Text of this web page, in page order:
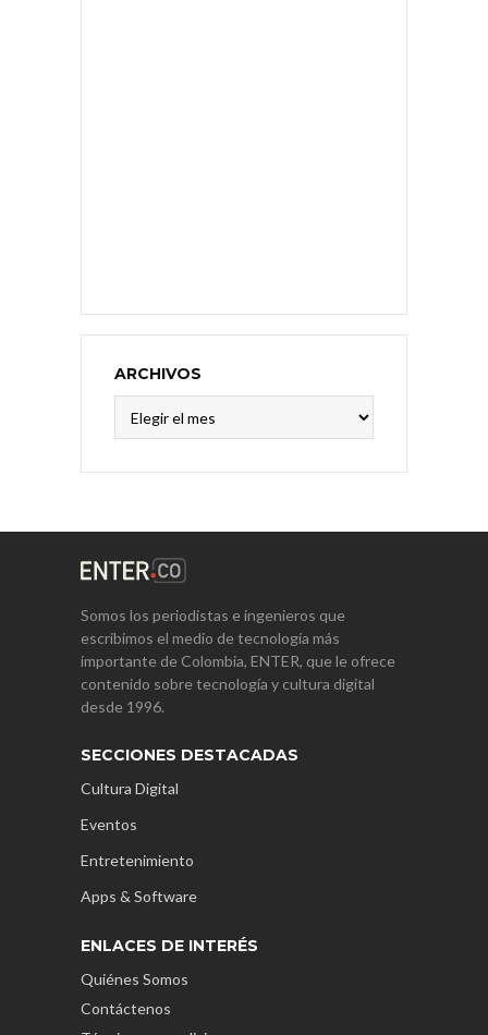
ARCHIVOS
Somos los periodistas e ingenieros que
escribimos el medio de tecnología más
importante de Colombia, ENTER, que le ofrece
contenido sobre tecnología y cultura digital
desde 1996.
SECCIONES DESTACADAS
Cultura Digital
Eventos
Entretenimiento
Apps & Software
ENLACES DE INTERÉS
Quiénes Somos
Contáctenos